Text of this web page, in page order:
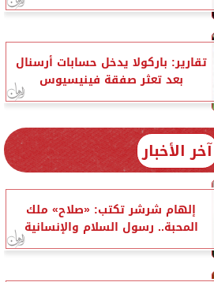
تقارير: باركولا يدخل حسابات أرسنال
بعد تعثر صفقة فينيسيوس
آخر الأخبار
إلهام شرشر تكتب: «صلاح» ملك
المحبة.. رسول السلام والإنسانية